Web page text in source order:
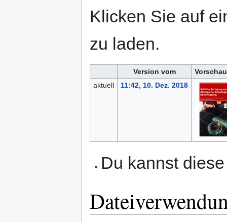
Klicken Sie auf
zu laden.
Version vom
aktuell
11:42, 10. Dez. 2018
Du kannst